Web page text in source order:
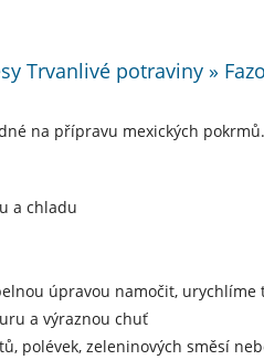
Trvanlivé potraviny »
na přípravu mexických
a chladu
úpravou namočit, urychlíme
a výraznou chuť
polévek, zeleninových směsí